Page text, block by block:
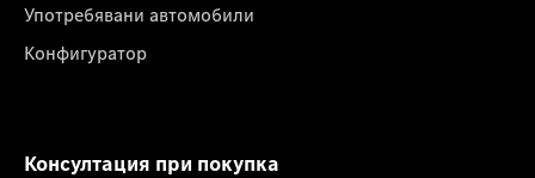
Употребявани автомобили
Конфигуратор
Консултация при покупка